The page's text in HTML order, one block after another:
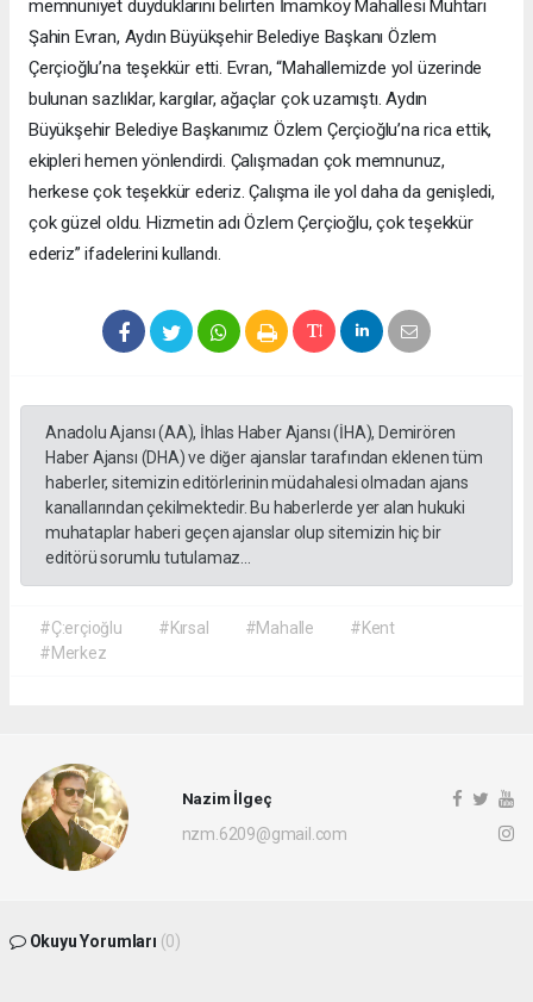
memnuniyet duyduklarını belirten İmamköy Mahallesi Muhtarı
Şahin Evran, Aydın Büyükşehir Belediye Başkanı Özlem
Çerçioğlu’na teşekkür etti. Evran, “Mahallemizde yol üzerinde
bulunan sazlıklar, kargılar, ağaçlar çok uzamıştı. Aydın
Büyükşehir Belediye Başkanımız Özlem Çerçioğlu’na rica ettik,
ekipleri hemen yönlendirdi. Çalışmadan çok memnunuz,
herkese çok teşekkür ederiz. Çalışma ile yol daha da genişledi,
çok güzel oldu. Hizmetin adı Özlem Çerçioğlu, çok teşekkür
ederiz” ifadelerini kullandı.
Anadolu Ajansı (AA), İhlas Haber Ajansı (İHA), Demirören
Haber Ajansı (DHA) ve diğer ajanslar tarafından eklenen tüm
haberler, sitemizin editörlerinin müdahalesi olmadan ajans
kanallarından çekilmektedir. Bu haberlerde yer alan hukuki
muhataplar haberi geçen ajanslar olup sitemizin hiç bir
editörü sorumlu tutulamaz...
#Ç:erçioğlu #Kırsal #Mahalle
#Kent
#Merkez
Nazim İlgeç
nzm.6209@gmail.com
Okuyu Yorumları (0)